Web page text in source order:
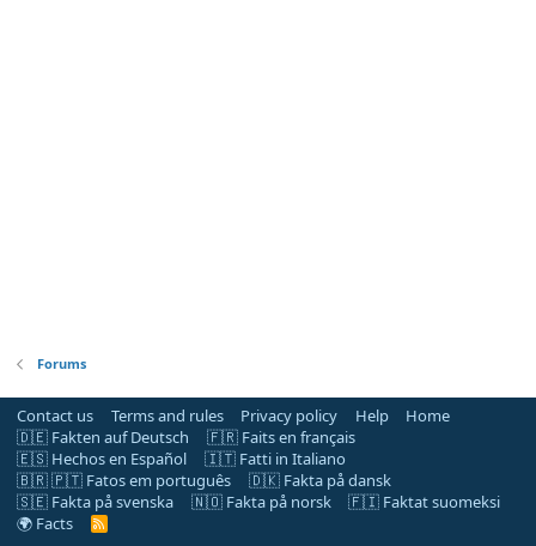
Forums
Contact us Terms and rules Privacy policy Help
Home
🇩🇪 Fakten auf Deutsch
🇫🇷 Faits en français
🇪🇸 Hechos en Español
🇮🇹 Fatti in Italiano
🇧🇷 🇵🇹 Fatos em português
🇩🇰 Fakta på dansk
🇸🇪 Fakta på svenska
🇳🇴 Fakta på norsk
🇫🇮 Faktat suomeksi
🌍 Facts
R